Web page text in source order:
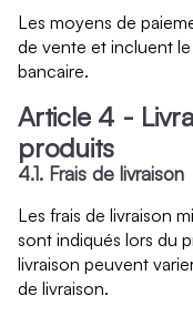
Les moyens de
de vente et incluent
bancaire.
Article 4 -
produits
4.1. Frais de livraison
Les frais de livraison
sont indiqués lors du
livraison peuvent
de livraison.